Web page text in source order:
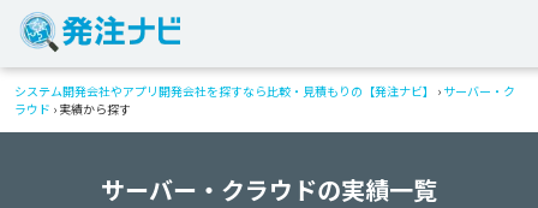
システム開発会社やアプリ開発会社を探すなら比較・見積もりの【発注ナビ】 › サーバー・ク
ラウド › 実績から探す
サーバー・クラウドの実績一覧